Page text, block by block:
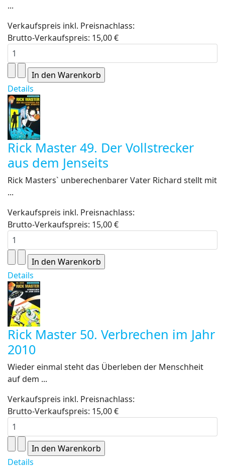
...
Verkaufspreis inkl. Preisnachlass:
Brutto-Verkaufspreis: 15,00 €
Details
Rick Master 49. Der Vollstrecker
aus dem Jenseits
Rick Masters` unberechenbarer Vater Richard stellt mit
...
Verkaufspreis inkl. Preisnachlass:
Brutto-Verkaufspreis: 15,00 €
Details
Rick Master 50. Verbrechen im Jahr
2010
Wieder einmal steht das Überleben der Menschheit
auf dem ...
Verkaufspreis inkl. Preisnachlass:
Brutto-Verkaufspreis: 15,00 €
Details